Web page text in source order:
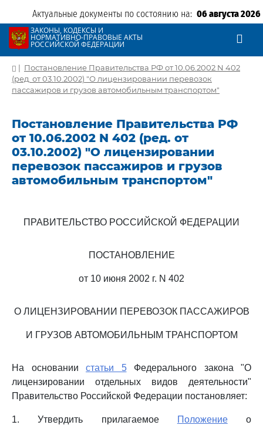
Актуальные документы по состоянию на: 06 августа 2026
ЗАКОНЫ, КОДЕКСЫ И
НОРМАТИВНО-ПРАВОВЫЕ АКТЫ
РОССИЙСКОЙ ФЕДЕРАЦИИ
| Постановление Правительства РФ от 10.06.2002 N 402
(ред. от 03.10.2002) "О лицензировании перевозок
пассажиров и грузов автомобильным транспортом"
Постановление Правительства РФ
от 10.06.2002 N 402 (ред. от
03.10.2002) "О лицензировании
перевозок пассажиров и грузов
автомобильным транспортом"
ПРАВИТЕЛЬСТВО РОССИЙСКОЙ ФЕДЕРАЦИИ
ПОСТАНОВЛЕНИЕ
от 10 июня 2002 г. N 402
О ЛИЦЕНЗИРОВАНИИ ПЕРЕВОЗОК ПАССАЖИРОВ
И ГРУЗОВ АВТОМОБИЛЬНЫМ ТРАНСПОРТОМ
На основании статьи 5Федерального закона "О
лицензировании отдельных видов деятельности"
Правительство Российской Федерации постановляет:
1. Утвердить прилагаемое Положениео